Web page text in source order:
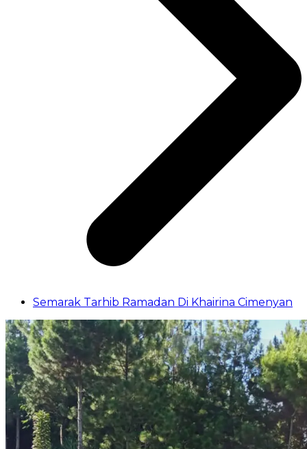
Semarak Tarhib Ramadan Di Khairina Cimenyan